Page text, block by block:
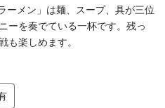
ーメン」は麺、スープ、具が三位
ーを奏でている一杯です。残っ
も楽しめます。